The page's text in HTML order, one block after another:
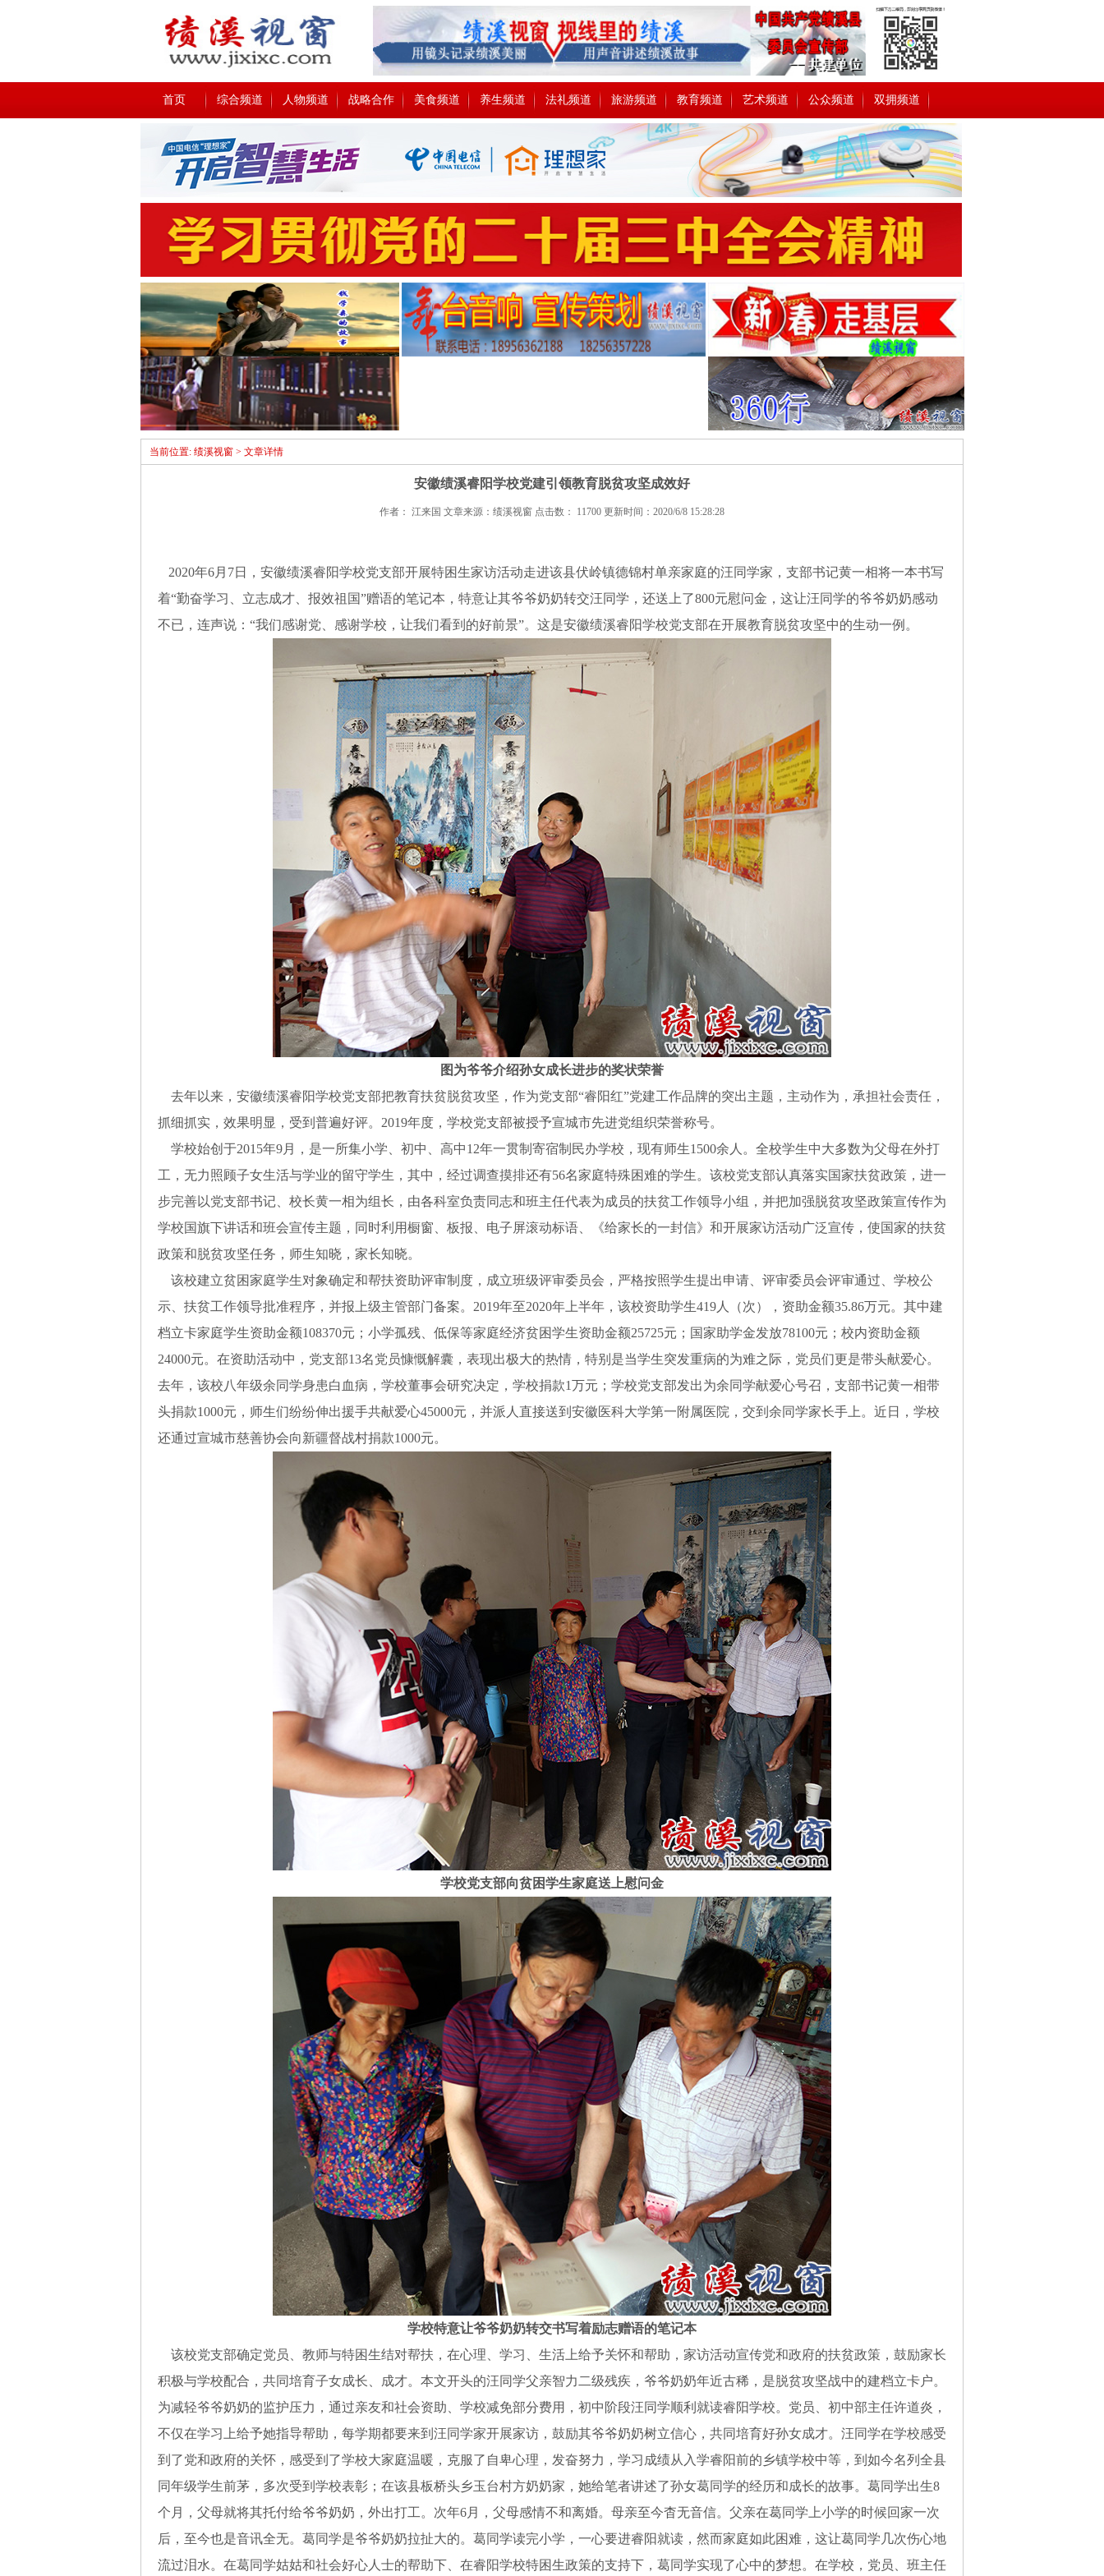
首页 综合频道 人物频道 战略合作 美食频道 养生频道 法礼频道 旅游频道 教育频道 艺术频道 公众频道 双拥频道
当前位置: 绩溪视窗 > 文章详情
安徽绩溪睿阳学校党建引领教育脱贫攻坚成效好
作者： 江来国 文章来源：绩溪视窗 点击数： 11700 更新时间：2020/6/8 15:28:28
2020年6月7日，安徽绩溪睿阳学校党支部开展特困生家访活动走进该县伏岭镇德锦村单亲家庭的汪同学家，支部书记黄一相将一本书写
着“勤奋学习、立志成才、报效祖国”赠语的笔记本，特意让其爷爷奶奶转交汪同学，还送上了800元慰问金，这让汪同学的爷爷奶奶感动
不已，连声说：“我们感谢党、感谢学校，让我们看到的好前景”。这是安徽绩溪睿阳学校党支部在开展教育脱贫攻坚中的生动一例。
图为爷爷介绍孙女成长进步的奖状荣誉
去年以来，安徽绩溪睿阳学校党支部把教育扶贫脱贫攻坚，作为党支部“睿阳红”党建工作品牌的突出主题，主动作为，承担社会责任，
抓细抓实，效果明显，受到普遍好评。2019年度，学校党支部被授予宣城市先进党组织荣誉称号。
学校始创于2015年9月，是一所集小学、初中、高中12年一贯制寄宿制民办学校，现有师生1500余人。全校学生中大多数为父母在外打
工，无力照顾子女生活与学业的留守学生，其中，经过调查摸排还有56名家庭特殊困难的学生。该校党支部认真落实国家扶贫政策，进一
步完善以党支部书记、校长黄一相为组长，由各科室负责同志和班主任代表为成员的扶贫工作领导小组，并把加强脱贫攻坚政策宣传作为
学校国旗下讲话和班会宣传主题，同时利用橱窗、板报、电子屏滚动标语、《给家长的一封信》和开展家访活动广泛宣传，使国家的扶贫
政策和脱贫攻坚任务，师生知晓，家长知晓。
该校建立贫困家庭学生对象确定和帮扶资助评审制度，成立班级评审委员会，严格按照学生提出申请、评审委员会评审通过、学校公
示、扶贫工作领导批准程序，并报上级主管部门备案。2019年至2020年上半年，该校资助学生419人（次），资助金额35.86万元。其中建
档立卡家庭学生资助金额108370元；小学孤残、低保等家庭经济贫困学生资助金额25725元；国家助学金发放78100元；校内资助金额
24000元。在资助活动中，党支部13名党员慷慨解囊，表现出极大的热情，特别是当学生突发重病的为难之际，党员们更是带头献爱心。
去年，该校八年级余同学身患白血病，学校董事会研究决定，学校捐款1万元；学校党支部发出为余同学献爱心号召，支部书记黄一相带
头捐款1000元，师生们纷纷伸出援手共献爱心45000元，并派人直接送到安徽医科大学第一附属医院，交到余同学家长手上。近日，学校
还通过宣城市慈善协会向新疆督战村捐款1000元。
学校党支部向贫困学生家庭送上慰问金
学校特意让爷爷奶奶转交书写着励志赠语的笔记本
该校党支部确定党员、教师与特困生结对帮扶，在心理、学习、生活上给予关怀和帮助，家访活动宣传党和政府的扶贫政策，鼓励家长
积极与学校配合，共同培育子女成长、成才。本文开头的汪同学父亲智力二级残疾，爷爷奶奶年近古稀，是脱贫攻坚战中的建档立卡户。
为减轻爷爷奶奶的监护压力，通过亲友和社会资助、学校减免部分费用，初中阶段汪同学顺利就读睿阳学校。党员、初中部主任许道炎，
不仅在学习上给予她指导帮助，每学期都要来到汪同学家开展家访，鼓励其爷爷奶奶树立信心，共同培育好孙女成才。汪同学在学校感受
到了党和政府的关怀，感受到了学校大家庭温暖，克服了自卑心理，发奋努力，学习成绩从入学睿阳前的乡镇学校中等，到如今名列全县
同年级学生前茅，多次受到学校表彰；在该县板桥头乡玉台村方奶奶家，她给笔者讲述了孙女葛同学的经历和成长的故事。葛同学出生8
个月，父母就将其托付给爷爷奶奶，外出打工。次年6月，父母感情不和离婚。母亲至今杳无音信。父亲在葛同学上小学的时候回家一次
后，至今也是音讯全无。葛同学是爷爷奶奶拉扯大的。葛同学读完小学，一心要进睿阳就读，然而家庭如此困难，这让葛同学几次伤心地
流过泪水。在葛同学姑姑和社会好心人士的帮助下、在睿阳学校特困生政策的支持下，葛同学实现了心中的梦想。在学校，党员、班主任